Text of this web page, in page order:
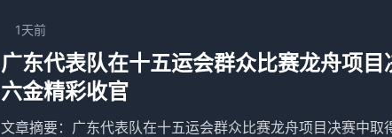
1天前
广东代表队在十五运会群众比赛龙舟项目
六金精彩收官
文章摘要：广东代表队在十五运会群众比赛龙舟项目决赛中取